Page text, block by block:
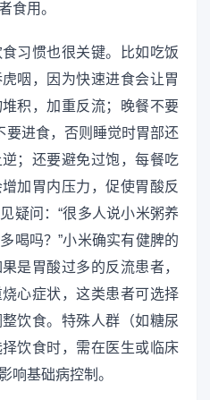
食用。
习惯也很关键。比如吃饭
咽，因为快速进食会让胃
积，加重反流；晚餐不要
要进食，否则睡觉时胃部还
；还要避免过饱，每餐吃
加胃内压力，促使胃酸反
疑问：“很多人说小米粥养
喝吗？”小米确实有健脾的
是胃酸过多的反流患者，
心症状，这类患者可选择
饮食。特殊人群（如糖尿
饮食时，需在医生或临床
响基础病控制。